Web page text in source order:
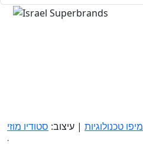
מיפו טכנולוגיות | עיצוב: סטודיו מוזי
.